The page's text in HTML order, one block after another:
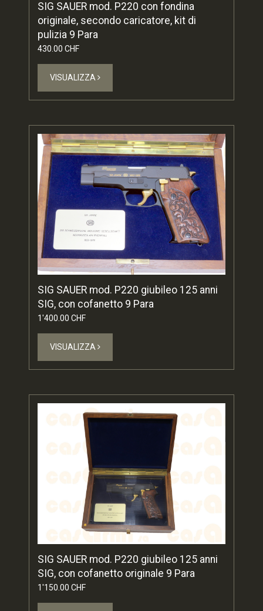
SIG SAUER mod. P220 con fondina
originale, secondo caricatore, kit di
pulizia 9 Para
430.00 CHF
VISUALIZZA
SIG SAUER mod. P220 giubileo 125 anni
SIG, con cofanetto 9 Para
1'400.00 CHF
VISUALIZZA
SIG SAUER mod. P220 giubileo 125 anni
SIG, con cofanetto originale 9 Para
1'150.00 CHF